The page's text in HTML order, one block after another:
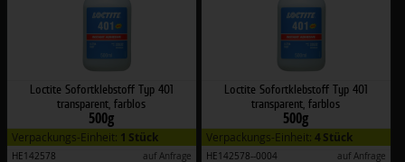
Loctite Sofortklebstoff Typ 401
transparent, farblos
500g
Verpackungs-Einheit: 1 Stück
HE142578 auf Anfrage
Loctite Sofortklebstoff Typ 401
transparent, farblos
500g
Verpackungs-Einheit:4 Stück
HE142578--0004 auf Anfrage